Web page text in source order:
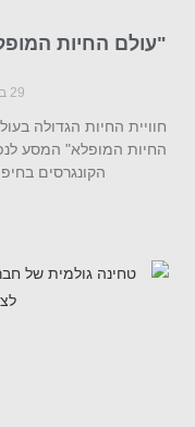
"עולם החיות
29 ביוני 2026
חוויית החיות הגדולה
החיות המופלא" המסע
הקונגרסים